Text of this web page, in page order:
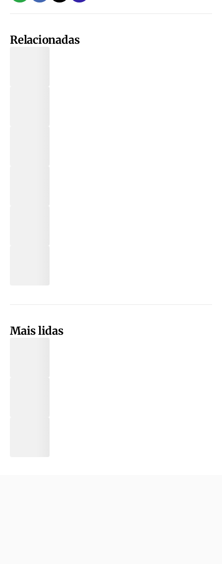
Relacionadas
Mais lidas